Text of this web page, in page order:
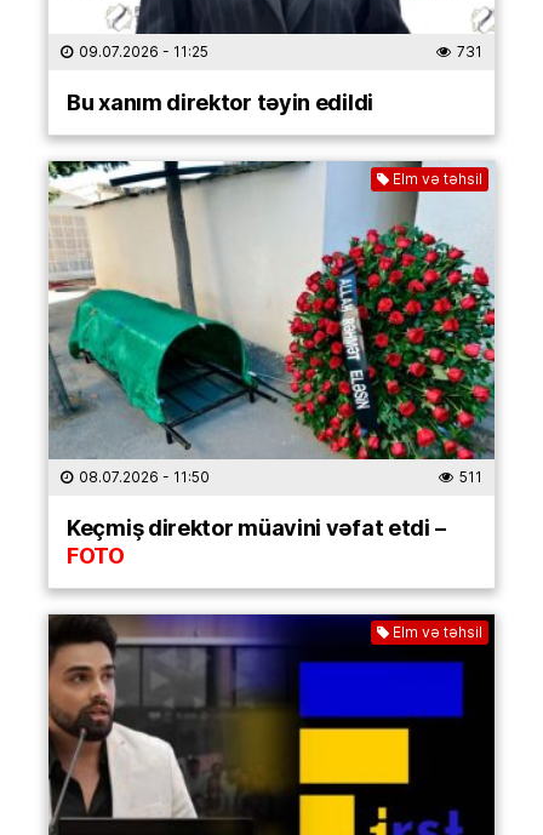
09.07.2026 - 11:25 731
Bu xanım direktor təyin edildi
Elm və təhsil
08.07.2026 - 11:50 511
Keçmiş direktor müavini vəfat etdi –
FOTO
Elm və təhsil